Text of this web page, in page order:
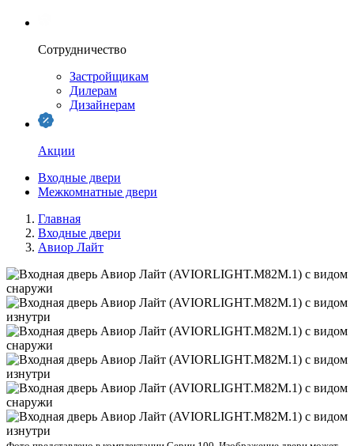
Сотрудничество
Застройщикам
Дилерам
Дизайнерам
Акции
Входные двери
Межкомнатные двери
Главная
Входные двери
Авиор Лайт